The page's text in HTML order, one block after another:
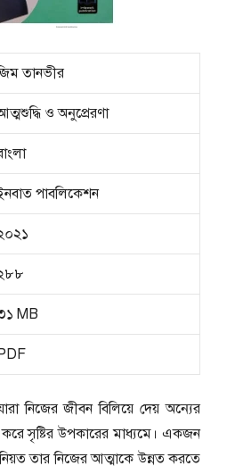
তানভীর
ও অনুপ্রেরণা
পাবলিকেশন
MB
নিজের জীবন বিলিয়ে দেয় অন্যের
করে সৃষ্টির উপকারের মাধ্যমে। একজন
তার নিজের আত্মাকে উন্নত করতে